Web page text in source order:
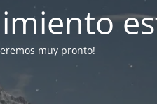
muy pronto!